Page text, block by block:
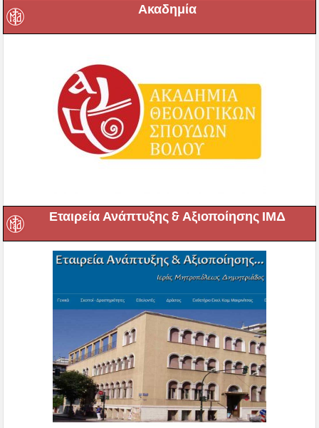
Ακαδημία
Εταιρεία Ανάπτυξης & Αξιοποίησης ΙΜΔ